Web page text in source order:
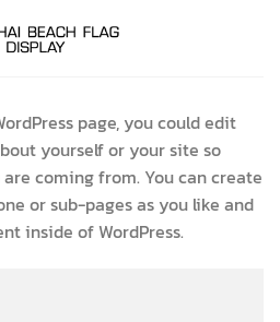
page, you could edit
yourself or your site so
coming from. You can create
or sub-pages as you like and
inside of WordPress.